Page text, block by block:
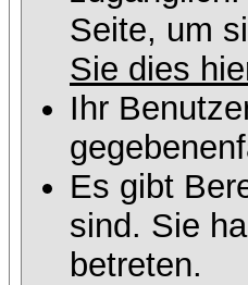
Seite, um
Sie dies
Ihr
Es gibt
sind. Sie
betreten.